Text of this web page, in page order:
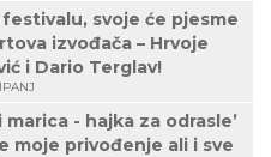
svoje će pjesme
izvođača – Hrvoje
i Dario Terglav!
marica - hajka za odrasle’
moje privođenje ali i sve